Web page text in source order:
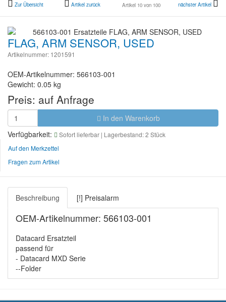
Zur Übersicht Artikel zurück Artikel 10 von 100 nächster Artikel
FLAG, ARM SENSOR, USED
Artikelnummer: 1201591
OEM-Artikelnummer: 566103-001
Gewicht: 0.05 kg
Preis: auf Anfrage
In den Warenkorb
Verfügbarkeit:
Sofort lieferbar | Lagerbestand: 2 Stück
Auf den Merkzettel
Fragen zum Artikel
Beschreibung [!] Preisalarm
OEM-Artikelnummer: 566103-001
Datacard Ersatzteil
passend für
- Datacard MXD Serie
--Folder